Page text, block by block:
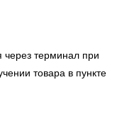
через терминал при
товара в пункте